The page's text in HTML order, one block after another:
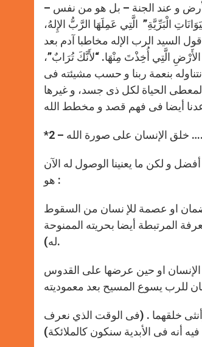
– كذلك لا يجب أن يفوتنا ان الحية المدعو إبليس و الشيطان ليس فقط موجود على الأرض و عند الجنة – بل هو من نفس
وَكَانَتِ الْحَيَّةُ أَحْيَلَ جَمِيعِ “حَيَوَانَاتِ الْبَرِّيَّةِ” الَّتِي عَمِلَهَا الرَّبُّ الإِلهُ،
السيد الرب الإله مخاطبا آدم بعد
حَتَّى تَعُودَ إِلَى الأَرْضِ الَّتِي أُخِذْتَ مِنْهَا. “لأَنَّكَ تُرَابٌ”،
بنعمة ربنا و حسب مشيئته فى
الحياة لكل ذى جسد، و غيرها
على صورة الله …..
و لكن ما يعنينا الوصول له الآن
هو :
ضمان او عصمة للإ نسان من السقوط
المرتبطة أيضا بحريته الممنوحة
له).
الإنسان او حين عرضها على القدوس
خلقهما . (فى الوقت الذي نعرف